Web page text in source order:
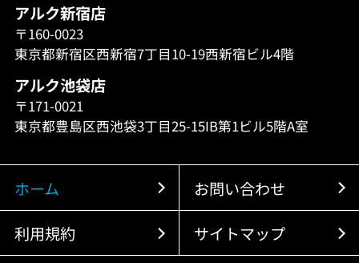
アルク新宿店
〒160-0023
東京都新宿区西新宿7丁目10-19西新宿ビル4階
アルク池袋店
〒171-0021
東京都豊島区西池袋3丁目25-15IB第1ビル5階A室
ホーム お問い合わせ
利用規約 サイトマップ